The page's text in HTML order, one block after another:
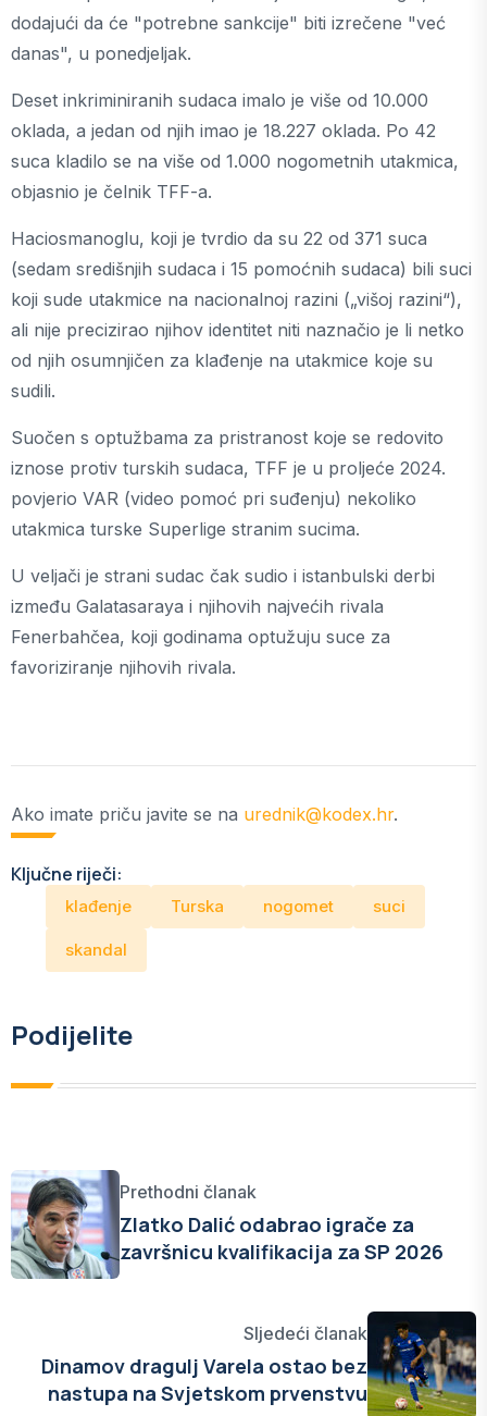
dodajući da će "potrebne sankcije" biti izrečene "već
danas", u ponedjeljak.
Deset inkriminiranih sudaca imalo je više od 10.000
oklada, a jedan od njih imao je 18.227 oklada. Po 42
suca kladilo se na više od 1.000 nogometnih utakmica,
objasnio je čelnik TFF-a.
Haciosmanoglu, koji je tvrdio da su 22 od 371 suca
(sedam središnjih sudaca i 15 pomoćnih sudaca) bili suci
koji sude utakmice na nacionalnoj razini („višoj razini“),
ali nije precizirao njihov identitet niti naznačio je li netko
od njih osumnjičen za klađenje na utakmice koje su
sudili.
Suočen s optužbama za pristranost koje se redovito
iznose protiv turskih sudaca, TFF je u proljeće 2024.
povjerio VAR (video pomoć pri suđenju) nekoliko
utakmica turske Superlige stranim sucima.
U veljači je strani sudac čak sudio i istanbulski derbi
između Galatasaraya i njihovih najvećih rivala
Fenerbahčea, koji godinama optužuju suce za
favoriziranje njihovih rivala.
Ako imate priču javite se na urednik@kodex.hr.
Ključne riječi:
klađenje Turska nogomet suci
skandal
Podijelite
Prethodni članak
Zlatko Dalić odabrao igrače za
završnicu kvalifikacija za SP 2026
Sljedeći članak
Dinamov dragulj Varela ostao bez
nastupa na Svjetskom prvenstvu